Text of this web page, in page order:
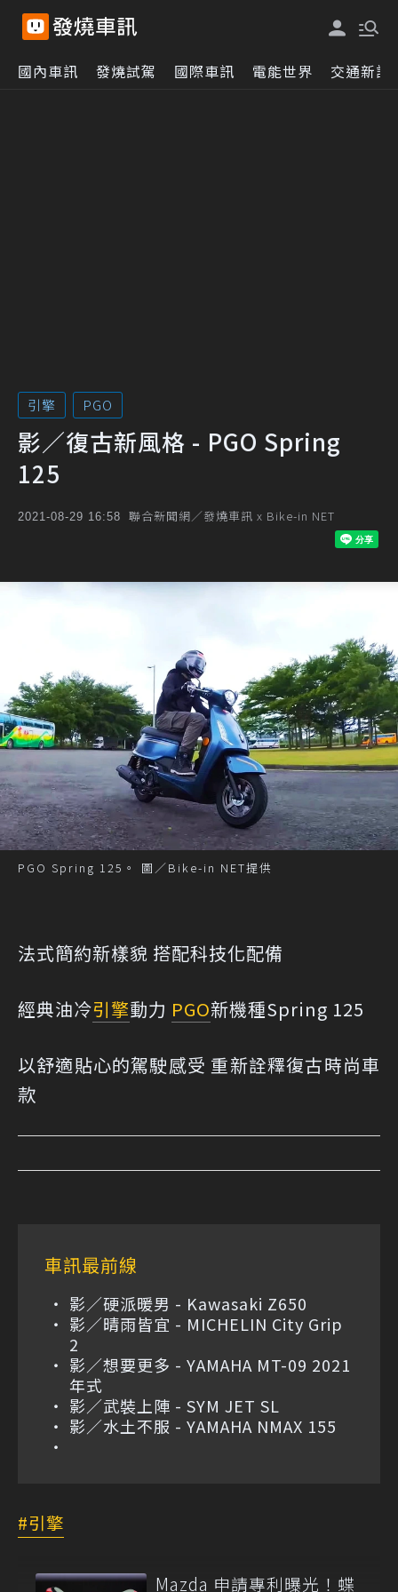
國內車訊 發燒試駕 國際車訊 電能世界 交通新訊
引擎 PGO
影／復古新風格 - PGO Spring
125
2021-08-29 16:58 聯合新聞網／發燒車訊 x Bike-in NET
PGO Spring 125。 圖／Bike-in NET提供
法式簡約新樣貌 搭配科技化配備
經典油冷引擎動力 PGO新機種Spring 125
以舒適貼心的駕駛感受 重新詮釋復古時尚車
款
車訊最前線
影／硬派暖男 - Kawasaki Z650
影／晴雨皆宜 - MICHELIN City Grip
2
影／想要更多 - YAMAHA MT-09 2021
年式
影／武裝上陣 - SYM JET SL
影／水土不服 - YAMAHA NMAX 155
引擎
Mazda 申請專利曝光！蝶